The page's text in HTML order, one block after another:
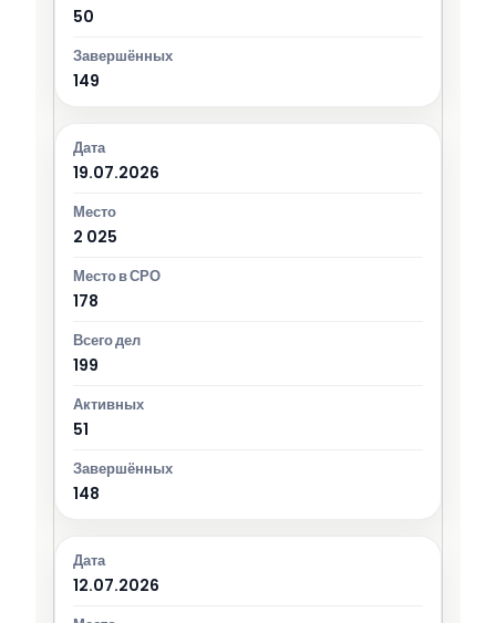
50
149
19.07.2026
2 025
178
199
51
148
12.07.2026